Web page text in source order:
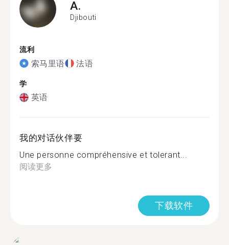
A.
Djibouti
流利
索马里语 法语
学
英语
我的对话伙伴要
Une personne compréhensive et tolerant...
阅读更多
下载软件